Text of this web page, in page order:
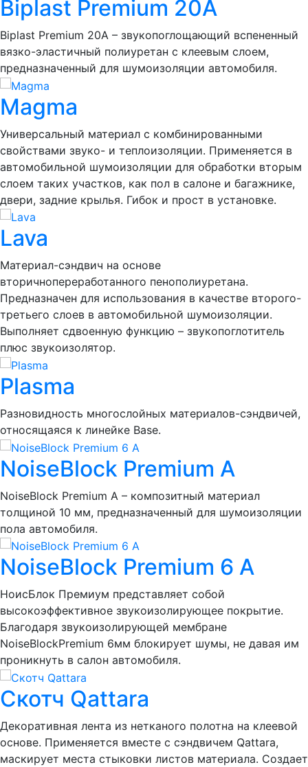
Biplast Premium 20A
Biplast Premium 20A – звукопоглощающий вспененный
вязко-эластичный полиуретан с клеевым слоем,
предназначенный для шумоизоляции автомобиля.
Magma
Универсальный материал с комбинированными
свойствами звуко- и теплоизоляции. Применяется в
автомобильной шумоизоляции для обработки вторым
слоем таких участков, как пол в салоне и багажнике,
двери, задние крылья. Гибок и прост в установке.
Lava
Материал-сэндвич на основе
вторичнопереработанного пенополиуретана.
Предназначен для использования в качестве второго-
третьего слоев в автомобильной шумоизоляции.
Выполняет сдвоенную функцию – звукопоглотитель
плюс звукоизолятор.
Plasma
Разновидность многослойных материалов-сэндвичей,
относящаяся к линейке Base.
NoiseBlock Premium A
NoiseBlock Premium A – композитный материал
толщиной 10 мм, предназначенный для шумоизоляции
пола автомобиля.
NoiseBlock Premium 6 A
НоисБлок Премиум представляет собой
высокоэффективное звукоизолирующее покрытие.
Благодаря звукоизолирующей мембране
NoiseBlockPremium 6мм блокирует шумы, не давая им
проникнуть в салон автомобиля.
Скотч Qattara
Декоративная лента из нетканого полотна на клеевой
основе. Применяется вместе с сэндвичем Qattara,
маскирует места стыковки листов материала. Создает